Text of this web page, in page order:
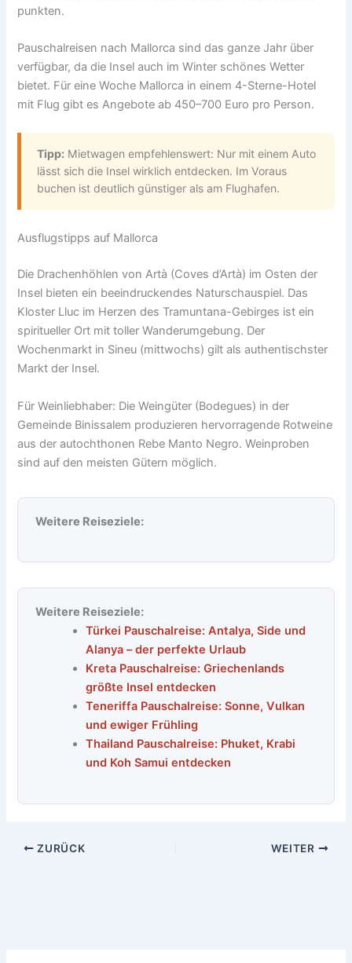
punkten.
Pauschalreisen nach Mallorca sind das ganze Jahr über
verfügbar, da die Insel auch im Winter schönes Wetter
bietet. Für eine Woche Mallorca in einem 4-Sterne-Hotel
mit Flug gibt es Angebote ab 450–700 Euro pro Person.
Tipp: Mietwagen empfehlenswert: Nur mit einem Auto
lässt sich die Insel wirklich entdecken. Im Voraus
buchen ist deutlich günstiger als am Flughafen.
Ausflugstipps auf Mallorca
Die Drachenhöhlen von Artà (Coves d’Artà) im Osten der
Insel bieten ein beeindruckendes Naturschauspiel. Das
Kloster Lluc im Herzen des Tramuntana-Gebirges ist ein
spiritueller Ort mit toller Wanderumgebung. Der
Wochenmarkt in Sineu (mittwochs) gilt als authentischster
Markt der Insel.
Für Weinliebhaber: Die Weingüter (Bodegues) in der
Gemeinde Binissalem produzieren hervorragende Rotweine
aus der autochthonen Rebe Manto Negro. Weinproben
sind auf den meisten Gütern möglich.
Weitere Reiseziele:
Weitere Reiseziele:
Türkei Pauschalreise: Antalya, Side und
Alanya – der perfekte Urlaub
Kreta Pauschalreise: Griechenlands
größte Insel entdecken
Teneriffa Pauschalreise: Sonne, Vulkan
und ewiger Frühling
Thailand Pauschalreise: Phuket, Krabi
und Koh Samui entdecken
ZURÜCK WEITER